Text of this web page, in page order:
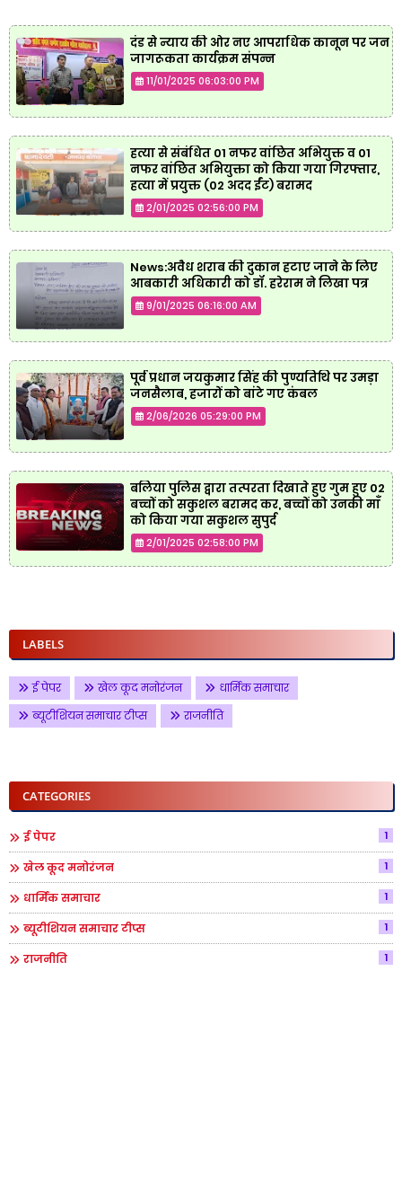
दंड से न्याय की ओर नए आपराधिक कानून पर जन
जागरूकता कार्यक्रम संपन्न
11/01/2025 06:03:00 PM
हत्या से संबंधित 01 नफर वांछित अभियुक्त व 01
नफर वांछित अभियुक्ता को किया गया गिरफ्तार,
हत्या में प्रयुक्त (02 अदद ईंट) बरामद
2/01/2025 02:56:00 PM
News:अवैध शराब की दुकान हटाए जाने के लिए
आबकारी अधिकारी को डॉ. हरेराम ने लिखा पत्र
9/01/2025 06:16:00 AM
पूर्व प्रधान जयकुमार सिंह की पुण्यतिथि पर उमड़ा
जनसैलाब, हजारों को बांटे गए कंबल
2/06/2026 05:29:00 PM
बलिया पुलिस द्वारा तत्परता दिखाते हुए गुम हुए 02
बच्चों को सकुशल बरामद कर, बच्चों को उनकी माँ
को किया गया सकुशल सुपुर्द
2/01/2025 02:58:00 PM
LABELS
ई पेपर खेल कूद मनोरंजन
धार्मिक समाचार
ब्यूटीशियन समाचार टीप्स
राजनीति
CATEGORIES
ई पेपर 1
खेल कूद मनोरंजन 1
धार्मिक समाचार 1
ब्यूटीशियन समाचार टीप्स 1
राजनीति 1